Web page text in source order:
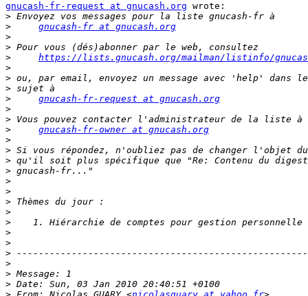
gnucash-fr-request at gnucash.org wrote:
>
>
gnucash-fr at gnucash.org
>
>
>
https://lists.gnucash.org/mailman/listinfo/
>
>
>
>
gnucash-fr-request at gnucash.org
>
>
>
gnucash-fr-owner at gnucash.org
>
>
>
>
>
>
>
>
>
>
>
>
>
>
>